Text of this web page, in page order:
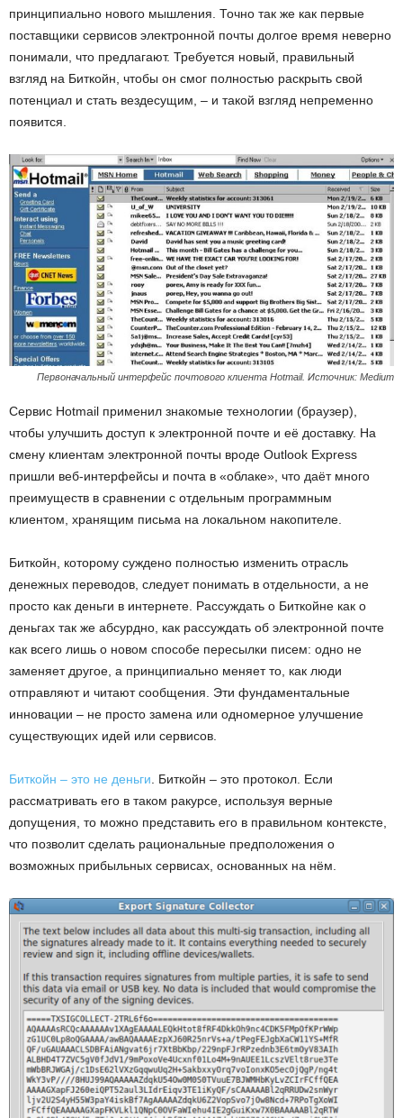
принципиально нового мышления. Точно так же как первые
поставщики сервисов электронной почты долгое время неверно
понимали, что предлагают. Требуется новый, правильный
взгляд на Биткойн, чтобы он смог полностью раскрыть свой
потенциал и стать вездесущим, – и такой взгляд непременно
появится.
Первоначальный интерфейс почтового клиента Hotmail. Источник: Medium
Сервис Hotmail применил знакомые технологии (браузер),
чтобы улучшить доступ к электронной почте и её доставку. На
смену клиентам электронной почты вроде Outlook Express
пришли веб-интерфейсы и почта в «облаке», что даёт много
преимуществ в сравнении с отдельным программным
клиентом, хранящим письма на локальном накопителе.
Биткойн, которому суждено полностью изменить отрасль
денежных переводов, следует понимать в отдельности, а не
просто как деньги в интернете. Рассуждать о Биткойне как о
деньгах так же абсурдно, как рассуждать об электронной почте
как всего лишь о новом способе пересылки писем: одно не
заменяет другое, а принципиально меняет то, как люди
отправляют и читают сообщения. Эти фундаментальные
инновации – не просто замена или одномерное улучшение
существующих идей или сервисов.
Биткойн – это не деньги. Биткойн – это протокол. Если
рассматривать его в таком ракурсе, используя верные
допущения, то можно представить его в правильном контексте,
что позволит сделать рациональные предположения о
возможных прибыльных сервисах, основанных на нём.